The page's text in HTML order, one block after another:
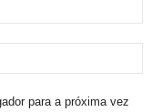
para a próxima vez